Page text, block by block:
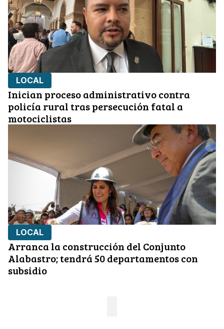
LOCAL
Inician proceso administrativo contra
policía rural tras persecución fatal a
motociclistas
LOCAL
Arranca la construcción del Conjunto
Alabastro; tendrá 50 departamentos con
subsidio